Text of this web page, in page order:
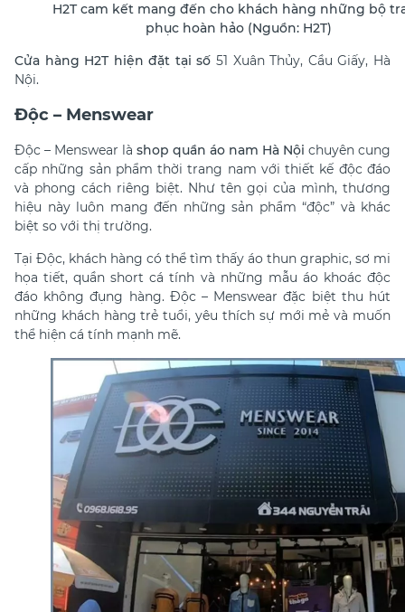
H2T cam kết mang đến cho khách hàng những bộ
phục hoàn hảo (Nguồn: H2T)
Cửa hàng H2T hiện đặt tại số51 Xuân Thủy, Cầu Giấy, Hà
Nội.
Độc – Menswear
Độc – Menswear là shop quần áo nam Hà Nội chuyên cung
cấp những sản phẩm thời trang nam với thiết kế độc đáo
và phong cách riêng biệt. Như tên gọi của mình, thương
hiệu này luôn mang đến những sản phẩm “độc” và khác
biệt so với thị trường.
Tại Độc, khách hàng có thể tìm thấy áo thun graphic, sơ mi
họa tiết, quần short cá tính và những mẫu áo khoác độc
đáo không đụng hàng. Độc – Menswear đặc biệt thu hút
những khách hàng trẻ tuổi, yêu thích sự mới mẻ và muốn
thể hiện cá tính mạnh mẽ.